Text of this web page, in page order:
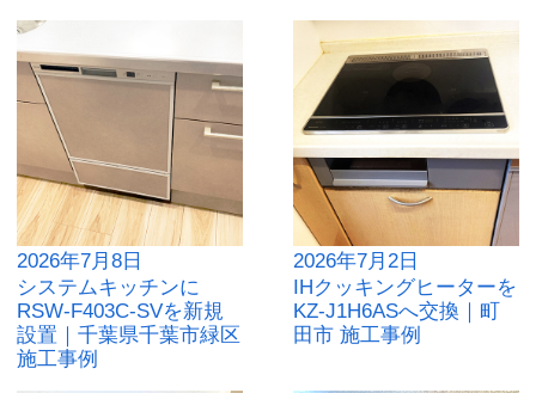
2026年7月8日
システムキッチンに
RSW-F403C-SVを新規
設置｜千葉県千葉市緑区
施工事例
2026年7月2日
IHクッキングヒーターを
KZ-J1H6ASへ交換｜町
田市 施工事例